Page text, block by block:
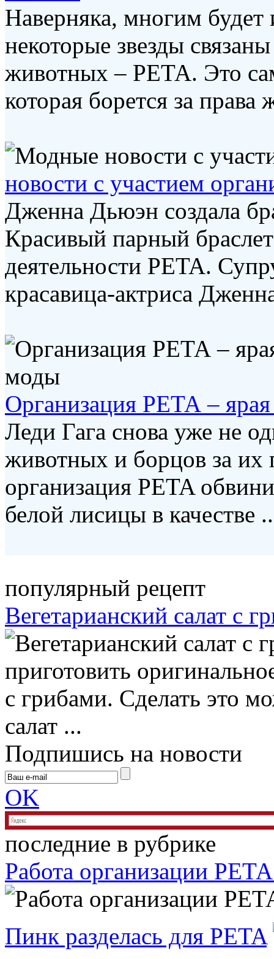
Наверняка, многим будет
некоторые звезды
животных – РЕТА. Это
которая борется за
новости с участием
Дженна Дьюэн создала
Красивый парный
деятельности PETA.
красавица-актриса
Организация РЕТА –
Леди Гага снова уже не
животных и борцов за их
организация PETA
белой лисицы в качестве
популярный рецепт
Вегетарианский салат с
приготовить
с грибами. Сделать это
салат ...
Подпишись на новости
OK
последние в рубрике
Работа организации
Пинк разделась для PETA